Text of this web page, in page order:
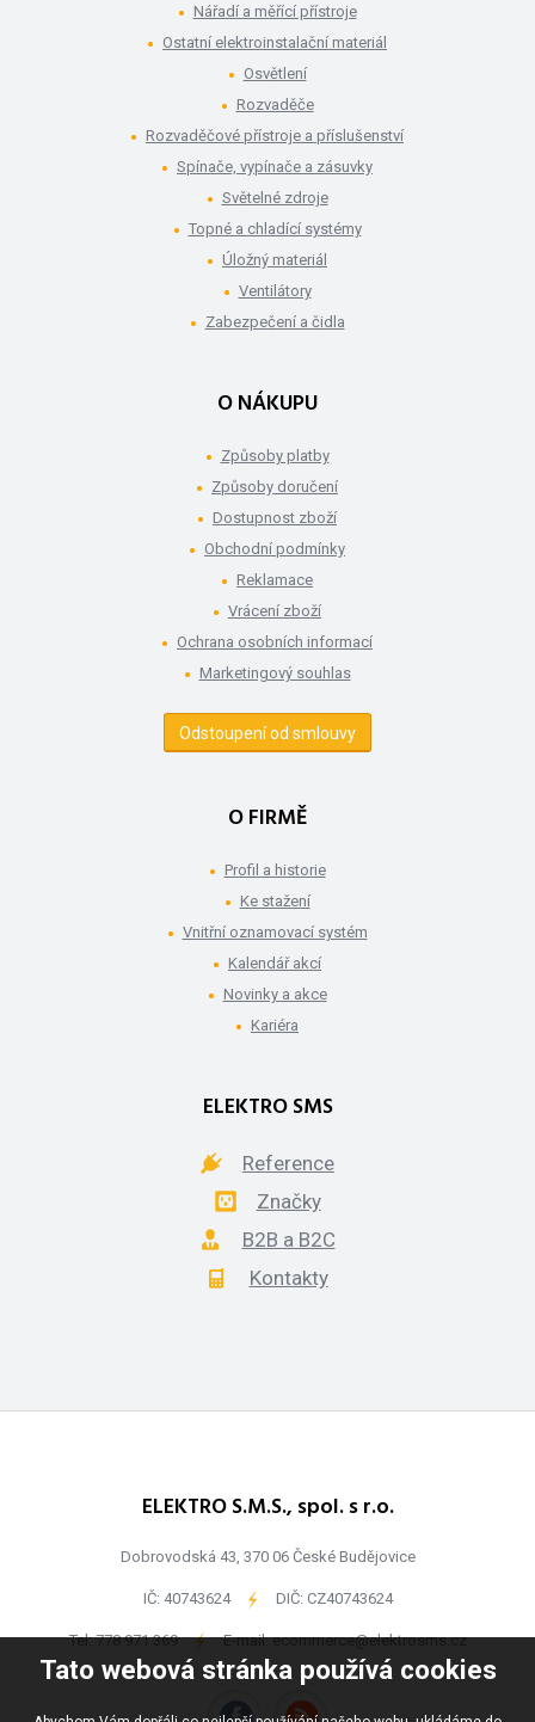
Tato webová stránka používá cookies
Nářadí a měřící přístroje
Ostatní elektroinstalační materiál
Osvětlení
Rozvaděče
Rozvaděčové přístroje a příslušenství
Spínače, vypínače a zásuvky
Světelné zdroje
Topné a chladící systémy
Úložný materiál
Ventilátory
Zabezpečení a čidla
O NÁKUPU
Způsoby platby
Způsoby doručení
Dostupnost zboží
Obchodní podmínky
Reklamace
Vrácení zboží
Ochrana osobních informací
Marketingový souhlas
Odstoupení od smlouvy
O FIRMĚ
Profil a historie
Ke stažení
Vnitřní oznamovací systém
Kalendář akcí
Novinky a akce
Kariéra
ELEKTRO SMS
Reference
Značky
B2B a B2C
Kontakty
ELEKTRO S.M.S., spol. s r.o.
Dobrovodská 43, 370 06 České Budějovice
IČ: 40743624 - DIČ: CZ40743624
Tel:778 971 369 - E-mail:ecommerce@elektrosms.cz